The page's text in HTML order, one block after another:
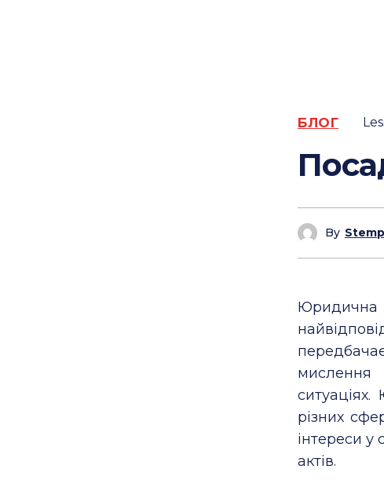
БЛОГ
By
мислення
різних
інтереси у
актів.